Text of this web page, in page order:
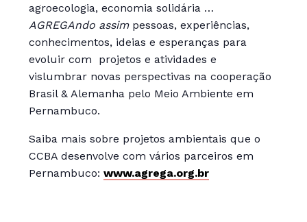
agroecologia, economia solidária …
AGREGAndo assimpessoas, experiências,
conhecimentos, ideias e esperanças para
evoluir com projetos e atividades e
vislumbrar novas perspectivas na cooperação
Brasil & Alemanha pelo Meio Ambiente em
Pernambuco.
Saiba mais sobre projetos ambientais que o
CCBA desenvolve com vários parceiros em
Pernambuco:www.agrega.org.br